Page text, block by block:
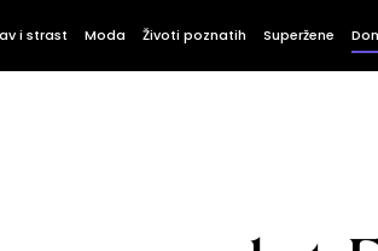
i strast Moda Životi poznatih Superžene